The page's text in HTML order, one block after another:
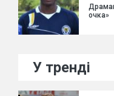
очка»
У тренді